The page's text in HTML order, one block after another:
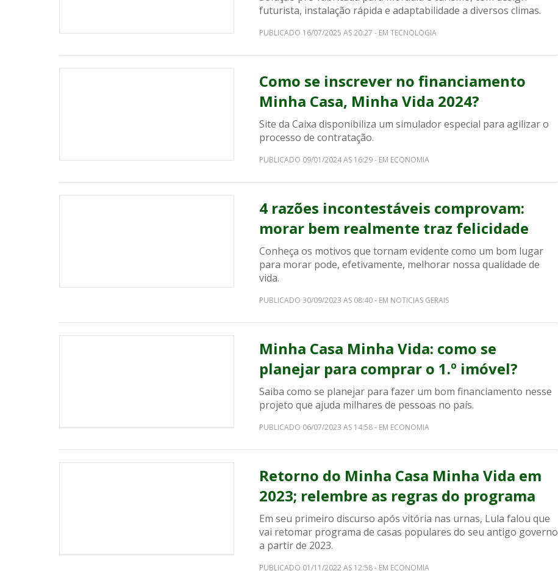
futurista, instalação rápida e adaptabilidade a diversos climas.
PUBLICADO 16/07/2025 AS 20:27 - EM TECNOLOGIA
Como se inscrever no financiamento
Minha Casa, Minha Vida 2024?
Site da Caixa disponibiliza um simulador especial para agilizar o
processo de contratação.
PUBLICADO 09/01/2024 AS 16:29 - EM ECONOMIA
4 razões incontestáveis comprovam:
morar bem realmente traz felicidade
Conheça os motivos que tornam evidente como um bom lugar
para morar pode, efetivamente, melhorar nossa qualidade de
vida.
PUBLICADO 30/09/2023 AS 08:40 - EM NOTICIAS GERAIS
Minha Casa Minha Vida: como se
planejar para comprar o 1.º imóvel?
Saiba como se planejar para fazer um bom financiamento nesse
projeto que ajuda milhares de pessoas no país.
PUBLICADO 06/07/2023 AS 14:58 - EM ECONOMIA
Retorno do Minha Casa Minha Vida em
2023; relembre as regras do programa
Em seu primeiro discurso após vitória nas urnas, Lula falou que
vai retomar programa de casas populares do seu antigo governo
a partir de 2023.
PUBLICADO 01/11/2022 AS 12:58 - EM ECONOMIA